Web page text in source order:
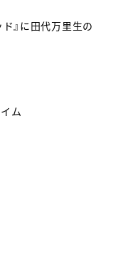
』に田代万里生の
ム